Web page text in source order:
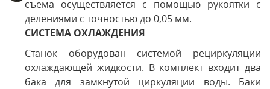
съема осуществляется с помощью рукоятки с
делениями с точностью до 0,05 мм.
СИСТЕМА ОХЛАЖДЕНИЯ
Станок оборудован системой рециркуляции
охлаждающей жидкости. В комплект входит два
бака для замкнутой циркуляции воды. Баки